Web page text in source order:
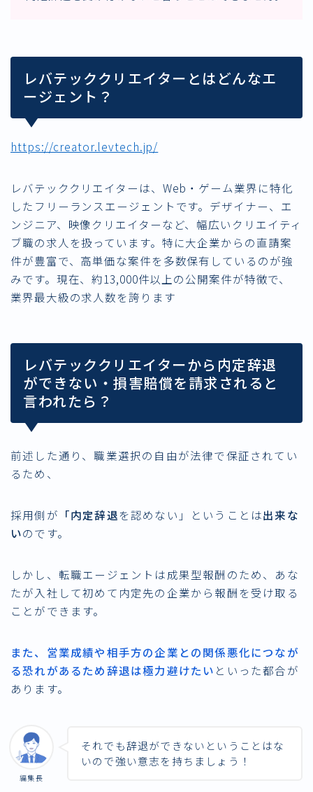
レバテッククリエイターとはどんなエ
ージェント？
https://creator.levtech.jp/
レバテッククリエイターは、Web・ゲーム業界に特化
したフリーランスエージェントです。デザイナー、エ
ンジニア、映像クリエイターなど、幅広いクリエイティ
ブ職の求人を扱っています。特に大企業からの直請案
件が豊富で、高単価な案件を多数保有しているのが強
みです。現在、約13,000件以上の公開案件が特徴で、
業界最大級の求人数を誇ります
レバテッククリエイターから内定辞退
ができない・損害賠償を請求されると
言われたら？
前述した通り、職業選択の自由が法律で保証されてい
る ため、
採用側が 「内定辞退を認めない」ということは出来な
いのです。
しかし、転職エージェントは成果型報酬のため、あな
たが入社して初めて内定先の企業から報酬を受け取る
ことができます。
また、営業成績や相手方の企業との関係悪化につなが
る恐れがあるため辞退は極力避けたい といった都合が
あります。
編集長
それでも辞退ができないということはな
いので強い意志を持ちましょう！